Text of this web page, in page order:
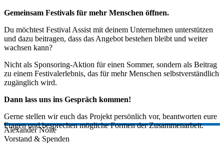
Gemeinsam Festivals für mehr Menschen öffnen.
Du möchtest Festival Assist mit deinem Unternehmen unterstützen
und dazu beitragen, dass das Angebot bestehen bleibt und weiter
wachsen kann?
Nicht als Sponsoring-Aktion für einen Sommer, sondern als Beitrag
zu einem Festivalerlebnis, das für mehr Menschen selbstverständlich
zugänglich wird.
Dann lass uns ins Gespräch kommen!
Gerne stellen wir euch das Projekt persönlich vor, beantworten eure
Fragen und besprechen mögliche Formen der Zusammenarbeit.
Alexander Nolte
Vorstand & Spenden